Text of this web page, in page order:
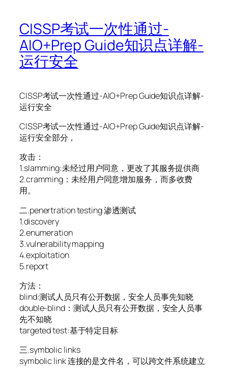
CISSP考试一次性通过-
AIO+Prep Guide知识点详解-
运行安全
CISSP考试一次性通过-AIO+Prep Guide知识点详解-
运行安全
CISSP考试一次性通过-AIO+Prep Guide知识点详解-
运行安全部分，
攻击：
1.slamming:未经过用户同意，更改了其服务提供商
2.cramming：未经用户同意增加服务，而多收费
用。
二.penertration testing 渗透测试
1.discovery
2.enumeration
3.vulnerability mapping
4.exploitation
5.report
方法：
blind:测试人员只有公开数据，安全人员事先知晓
double-blind：测试人员只有公开数据，安全人员事
先不知晓
targeted test:基于特定目标
三.symbolic links
symbolic link 连接的是文件名，可以跨文件系统建立